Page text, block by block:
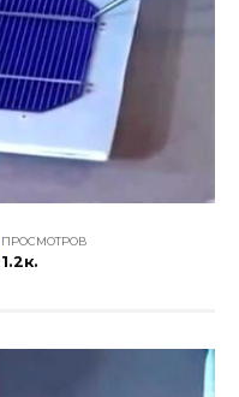
ПРОСМОТРОВ
1.2к.